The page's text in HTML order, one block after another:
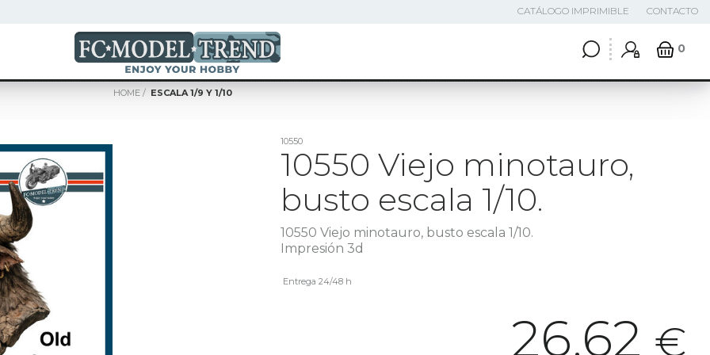
0
CATÁLOGO IMPRIMIBLE CONTACTO
HOME ESCALA 1/9 Y 1/10
10550
10550 Viejo minotauro,
busto escala 1/10.
10550 Viejo minotauro, busto escala 1/10.
Impresión 3d
Entrega 24/48 h
26,62 €